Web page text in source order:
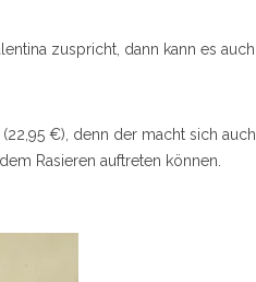
zuspricht, dann kann es auch
(22,95 €), denn der macht sich auch
Rasieren auftreten können.